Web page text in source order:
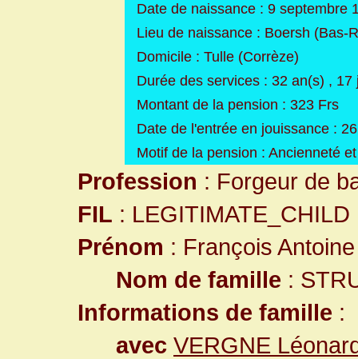
Date de naissance : 9 septembre
Lieu de naissance : Boersh (Bas-
Domicile : Tulle (Corrèze)
Durée des services : 32 an(s) , 17
Montant de la pension : 323 Frs
Date de l'entrée en jouissance :
Motif de la pension : Ancienneté
Profession : Forgeur de
FIL : LEGITIMATE_CHILD
Prénom : François Antoine
Nom de famille :
Informations de famille :
avec VERGNE